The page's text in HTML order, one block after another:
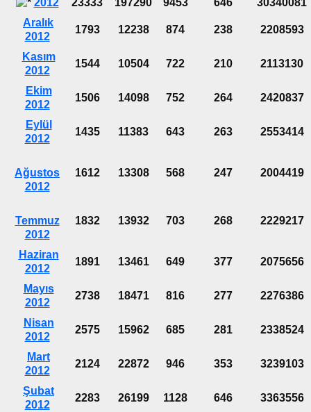
Aralık
2012
1793 12238 874 238 2208593
Kasım
2012
1544 10504 722 210 2113130
Ekim
2012
1506 14098 752 264 2420837
Eylül
2012
1435 11383 643 263 2553414
Ağustos
2012
1612 13308 568 247 2004419
Temmuz
2012
1832 13932 703 268 2229217
Haziran
2012
1891 13461 649 377 2075656
Mayıs
2012
2738 18471 816 277 2276386
Nisan
2012
2575 15962 685 281 2338524
Mart
2012
2124 22872 946 353 3239103
Şubat
2012
2283 26199 1128 646 3363556